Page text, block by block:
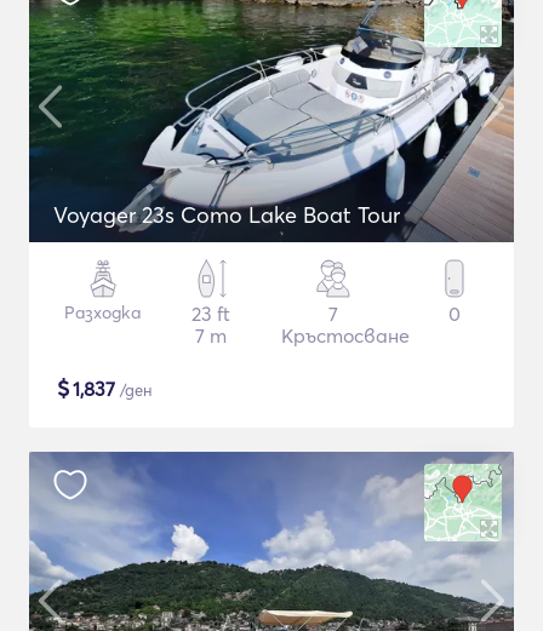
Voyager 23s Como Lake Boat Tour
Разходка
23 ft
7 m
7
Кръстосване
0
$1,837 /ден